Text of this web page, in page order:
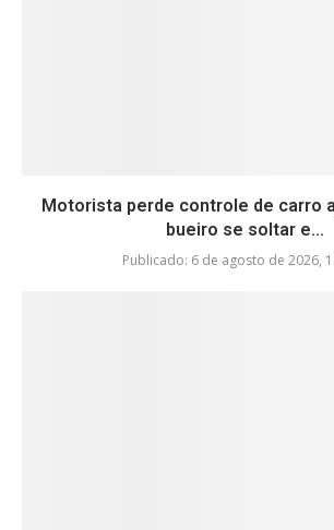
Motorista perde controle de carro
bueiro se soltar e...
Publicado: 6 de agosto de 2026,